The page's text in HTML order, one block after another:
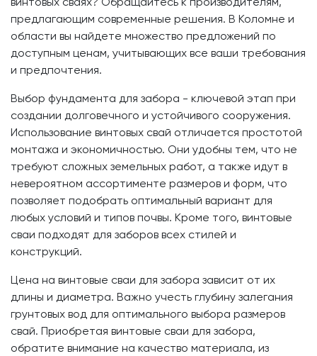
предлагающим современные решения. В Коломне и
области вы найдете множество предложений по
доступным ценам, учитывающих все ваши требования
и предпочтения.
Выбор фундамента для забора - ключевой этап при
создании долговечного и устойчивого сооружения.
Использование винтовых свай отличается простотой
монтажа и экономичностью. Они удобны тем, что не
требуют сложных земельных работ, а также идут в
невероятном ассортименте размеров и форм, что
позволяет подобрать оптимальный вариант для
любых условий и типов почвы. Кроме того, винтовые
сваи подходят для заборов всех стилей и
конструкций.
Цена на винтовые сваи для забора зависит от их
длины и диаметра. Важно учесть глубину залегания
грунтовых вод для оптимального выбора размеров
свай. Приобретая винтовые сваи для забора,
обратите внимание на качество материала, из